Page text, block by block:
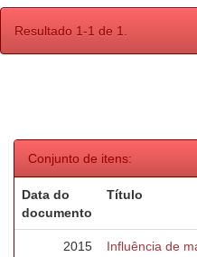
Resultado 1-1 de 1.
Conjunto de itens:
Data do
documento
Título
2015
Influência de